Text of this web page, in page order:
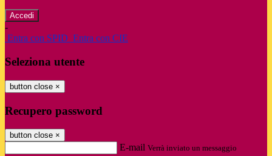
-
Entra con SPID Entra con CIE
Seleziona utente
button close ×
Recupero password
button close ×
E-mail Verrà inviato un messaggio